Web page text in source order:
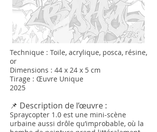
Technique : Toile, acrylique, posca, résine,
or
Dimensions : 44 x 24 x 5 cm
Tirage : Œuvre Unique
2025
📌 Description de l’œuvre :
Spraycopter 1.0 est une mini-scène
urbaine aussi drôle qu’improbable, où la